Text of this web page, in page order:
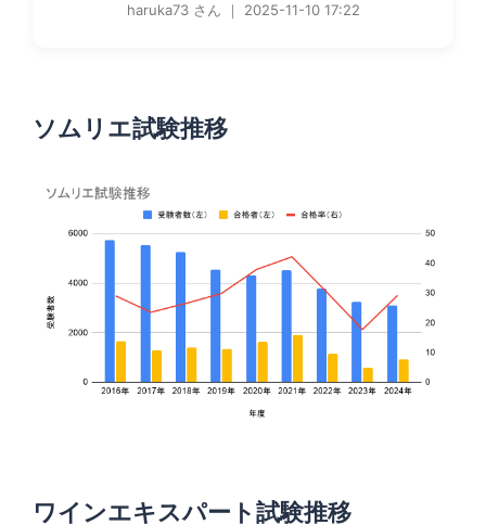
haruka73 さん ｜ 2025-11-10 17:22
ソムリエ試験推移
ワインエキスパート試験推移